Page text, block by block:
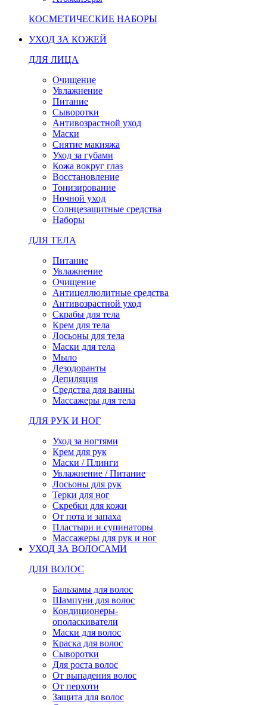
КОСМЕТИЧЕСКИЕ НАБОРЫ
УХОД ЗА КОЖЕЙ
ДЛЯ ЛИЦА
Очищение
Увлажнение
Питание
Сыворотки
Антивозрастной уход
Маски
Снятие макияжа
Уход за губами
Кожа вокруг глаз
Восстановление
Тонизирование
Ночной уход
Солнцезащитные средства
Наборы
ДЛЯ ТЕЛА
Питание
Увлажнение
Очищение
Антицеллюлитные средства
Антивозрастной уход
Скрабы для тела
Крем для тела
Лосьоны для тела
Маски для тела
Мыло
Дезодоранты
Депиляция
Средства для ванны
Массажеры для тела
ДЛЯ РУК И НОГ
Уход за ногтями
Крем для рук
Маски / Плинги
Увлажнение / Питание
Лосьоны для рук
Терки для ног
Скребки для кожи
От пота и запаха
Пластыри и супинаторы
Массажеры для рук и ног
УХОД ЗА ВОЛОСАМИ
ДЛЯ ВОЛОС
Бальзамы для волос
Шампуни для волос
Кондиционеры-
ополаскиватели
Маски для волос
Краска для волос
Сыворотки
Для роста волос
От выпадения волос
От перхоти
Защита для волос